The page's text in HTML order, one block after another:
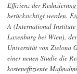
Effizienz der
berücksichtigt werden.
A (International Institute
Laxenburg bei Wien),
Universität von Zielona
einer neuen Studie die
kosteneffiziente